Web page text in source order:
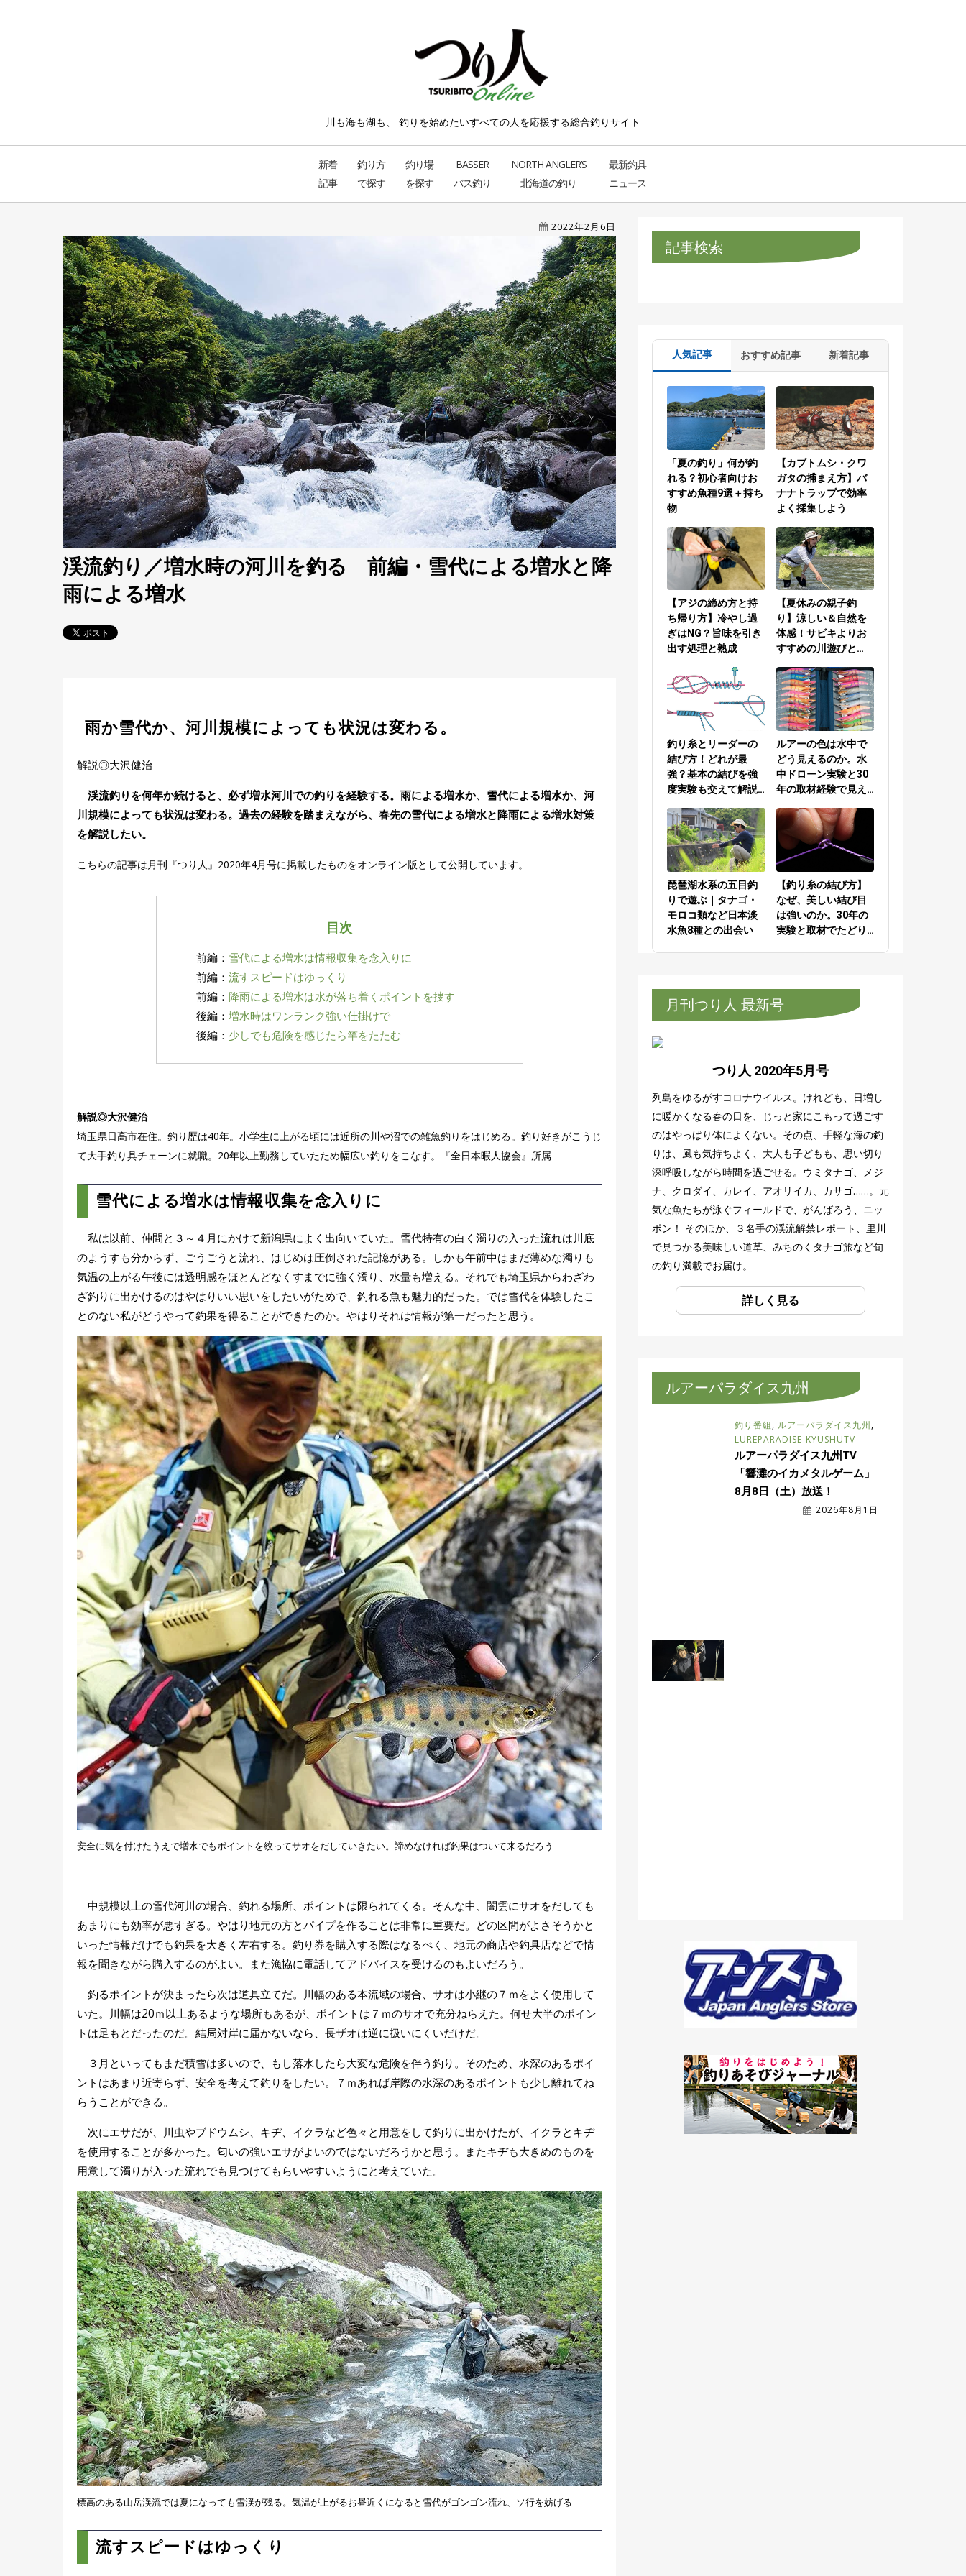
川も海も湖も、 釣りを始めたいすべての人を応援する総合釣りサイト
新着
記事
釣り方
で探す
釣り場
を探す
BASSER
バス釣り
NORTH ANGLER’S
北海道の釣り
最新釣具
ニュース
2022年2月6日
渓流釣り／増水時の河川を釣る 前編・雪代による増水と降
雨による増水
雨か雪代か、河川規模によっても状況は変わる。
解説◎大沢健治
渓流釣りを何年か続けると、必ず増水河川での釣りを経験する。雨による増水か、雪代による増水か、河
川規模によっても状況は変わる。過去の経験を踏まえながら、春先の雪代による増水と降雨による増水対策
を解説したい。
こちらの記事は月刊『つり人』2020年4月号に掲載したものをオンライン版として公開しています。
目次
前編： 雪代による増水は情報収集を念入りに
前編： 流すスピードはゆっくり
前編： 降雨による増水は水が落ち着くポイントを捜す
後編： 増水時はワンランク強い仕掛けで
後編： 少しでも危険を感じたら竿をたたむ
解説◎大沢健治
埼玉県日高市在住。釣り歴は40年。小学生に上がる頃には近所の川や沼での雑魚釣りをはじめる。釣り好きがこうじ
て大手釣り具チェーンに就職。20年以上勤務していたため幅広い釣りをこなす。『全日本暇人協会』所属
雪代による増水は情報収集を念入りに
私は以前、仲間と３～４月にかけて新潟県によく出向いていた。雪代特有の白く濁りの入った流れは川底
のようすも分からず、ごうごうと流れ、はじめは圧倒された記憶がある。しかも午前中はまだ薄めな濁りも
気温の上がる午後には透明感をほとんどなくすまでに強く濁り、水量も増える。それでも埼玉県からわざわ
ざ釣りに出かけるのはやはりいい思いをしたいがためで、釣れる魚も魅力的だった。では雪代を体験したこ
とのない私がどうやって釣果を得ることができたのか。やはりそれは情報が第一だったと思う。
安全に気を付けたうえで増水でもポイントを絞ってサオをだしていきたい。諦めなければ釣果はついて来るだろう
中規模以上の雪代河川の場合、釣れる場所、ポイントは限られてくる。そんな中、闇雲にサオをだしても
あまりにも効率が悪すぎる。やはり地元の方とパイプを作ることは非常に重要だ。どの区間がよさそうかと
いった情報だけでも釣果を大きく左右する。釣り券を購入する際はなるべく、地元の商店や釣具店などで情
報を聞きながら購入するのがよい。また漁協に電話してアドバイスを受けるのもよいだろう。
釣るポイントが決まったら次は道具立てだ。川幅のある本流域の場合、サオは小継の７ｍをよく使用して
いた。川幅は20ｍ以上あるような場所もあるが、ポイントは７ｍのサオで充分ねらえた。何せ大半のポイン
トは足もとだったのだ。結局対岸に届かないなら、長ザオは逆に扱いにくいだけだ。
３月といってもまだ積雪は多いので、もし落水したら大変な危険を伴う釣り。そのため、水深のあるポイ
ントはあまり近寄らず、安全を考えて釣りをしたい。７ｍあれば岸際の水深のあるポイントも少し離れてね
らうことができる。
次にエサだが、川虫やブドウムシ、キヂ、イクラなど色々と用意をして釣りに出かけたが、イクラとキヂ
を使用することが多かった。匂いの強いエサがよいのではないだろうかと思う。またキヂも大きめのものを
用意して濁りが入った流れでも見つけてもらいやすいようにと考えていた。
標高のある山岳渓流では夏になっても雪渓が残る。気温が上がるお昼近くになると雪代がゴンゴン流れ、ソ行を妨げる
流すスピードはゆっくり
記事検索
人気記事 おすすめ記事 新着記事
「夏の釣り」何が釣
れる？初心者向けお
すすめ魚種9選＋持ち
物
【カブトムシ・クワ
ガタの捕まえ方】バ
ナナトラップで効率
よく採集しよう
【アジの締め方と持
ち帰り方】冷やし過
ぎはNG？旨味を引き
出す処理と熟成
【夏休みの親子釣
り】涼しい＆自然を
体感！サビキよりお
すすめの川遊びと
釣り糸とリーダーの
結び方！どれが最
強？基本の結びを強
度実験も交えて解説
ーの結び方編
ルアーの色は水中で
どう見えるのか。水
中ドローン実験と30
年の取材経験で見え
琵琶湖水系の五目釣
りで遊ぶ｜タナゴ・
モロコ類など日本淡
水魚8種との出会い
【釣り糸の結び方】
なぜ、美しい結び目
は強いのか。30年の
実験と取材でたどり
月刊つり人 最新号
つり人 2020年5月号
列島をゆるがすコロナウイルス。けれども、日増し
に暖かくなる春の日を、じっと家にこもって過ごす
のはやっぱり体によくない。その点、手軽な海の釣
りは、風も気持ちよく、大人も子どもも、思い切り
深呼吸しながら時間を過ごせる。ウミタナゴ、メジ
ナ、クロダイ、カレイ、アオリイカ、カサゴ……。元
気な魚たちが泳ぐフィールドで、がんばろう、ニッ
ポン！ そのほか、３名手の渓流解禁レポート、里川
で見つかる美味しい道草、みちのくタナゴ旅など旬
の釣り満載でお届け。
詳しく見る
ルアーパラダイス九州
釣り番組, ルアーパラダイス九州,
LUREPARADISE-KYUSHUTV
ルアーパラダイス九州TV
「響灘のイカメタルゲーム」
8月8日（土）放送！
2026年8月1日